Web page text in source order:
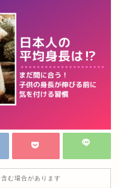
む場合があります